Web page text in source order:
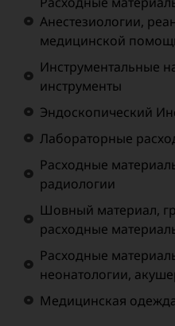
Анестезиологии,
медицинской
Инструментальные
инструменты
Эндоскопический
Лабораторные
Расходные
радиологии
Шовный материал,
расходные
Расходные
неонатологии,
Медицинская